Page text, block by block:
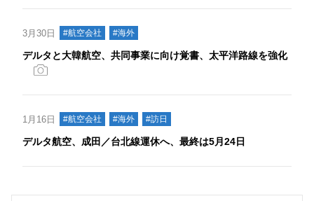
3月30日 #航空会社 #海外
デルタと大韓航空、共同事業に向け覚書、太平洋路線を強化
1月16日 #航空会社 #海外 #訪日
デルタ航空、成田／台北線運休へ、最終は5月24日